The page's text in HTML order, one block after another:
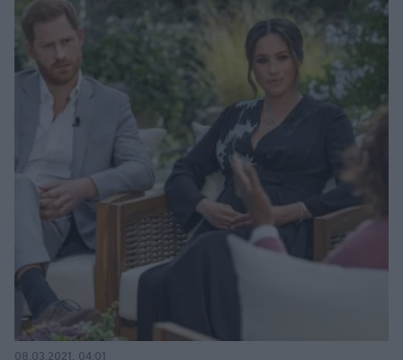
08.03.2021, 04:01